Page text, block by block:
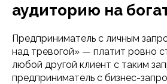
аудиторию на
Предприниматель с личным
над тревогой» — платит ровно
любой другой клиент с таким
предприниматель с бизнес-